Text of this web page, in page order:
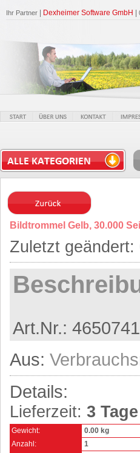
Ihr Partner Dexheimer Software GmbH
Bildtrommel Gelb, 30.000
Zuletzt
Art.Nr.:
Aus:
Details:
Lieferzeit: 3 Tage
Gewicht:
0.00 kg
Anzahl:
1